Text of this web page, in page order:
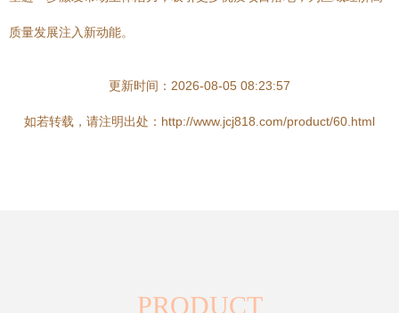
质量发展注入新动能。
更新时间：2026-08-05 08:23:57
如若转载，请注明出处：http://www.jcj818.com/product/60.html
PRODUCT